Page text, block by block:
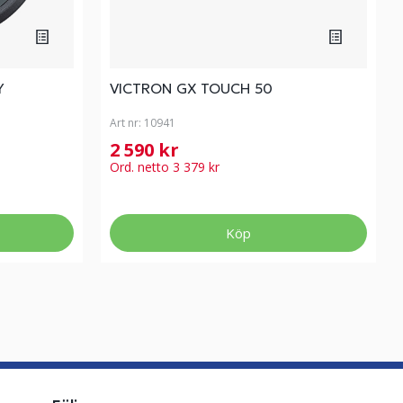
VICTRON GX TOUCH 50
Art nr: 10941
2 590 kr
Ord. netto 3 379 kr
Köp